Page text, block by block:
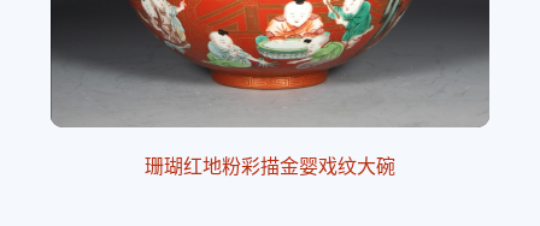
珊瑚红地粉彩描金婴戏纹大碗